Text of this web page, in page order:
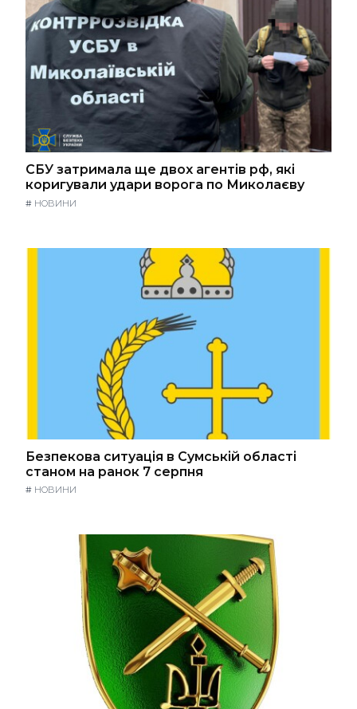
СБУ затримала ще двох агентів рф, які
коригували удари ворога по Миколаєву
# НОВИНИ
Безпекова ситуація в Сумській області
станом на ранок 7 серпня
# НОВИНИ